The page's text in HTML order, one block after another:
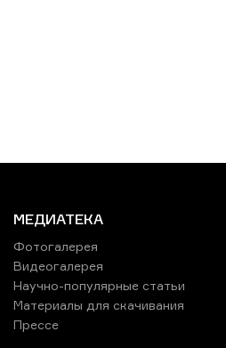
МЕДИАТЕКА
Фотогалерея
Видеогалерея
Научно-популярные статьи
Материалы для скачивания
Прессе